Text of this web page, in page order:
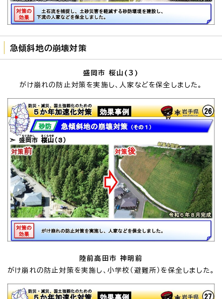
急傾斜地の崩壊対策
盛岡市 桜山(3)
がけ崩れの防止対策を実施し、人家などを保全しました。
陸前高田市 神明前
がけ崩れの防止対策を実施し、小学校（避難所）を保全しました。